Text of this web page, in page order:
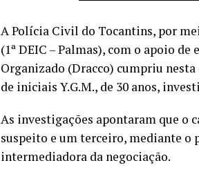
A Polícia Civil do Tocantins, por
(1ª DEIC – Palmas), com o apoio
Organizado (Dracco) cumpriu
de iniciais Y.G.M., de 30 anos,
As investigações apontaram que o
suspeito e um terceiro, mediante o
intermediadora da negociação.